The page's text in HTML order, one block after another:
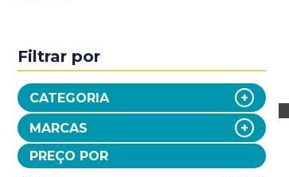
Filtrar por
CATEGORIA
MARCAS
PREÇO POR